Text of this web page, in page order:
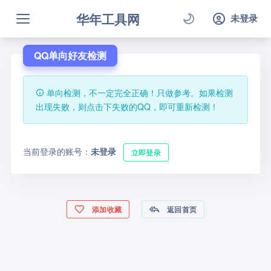
华年工具网 未登录
QQ单向好友检测
单向检测，不一定完全正确！只做参考。如果检测
出现失败，则点击下失败的QQ，即可重新检测！
当前登录的账号： 未登录 立即登录
添加收藏 返回首页